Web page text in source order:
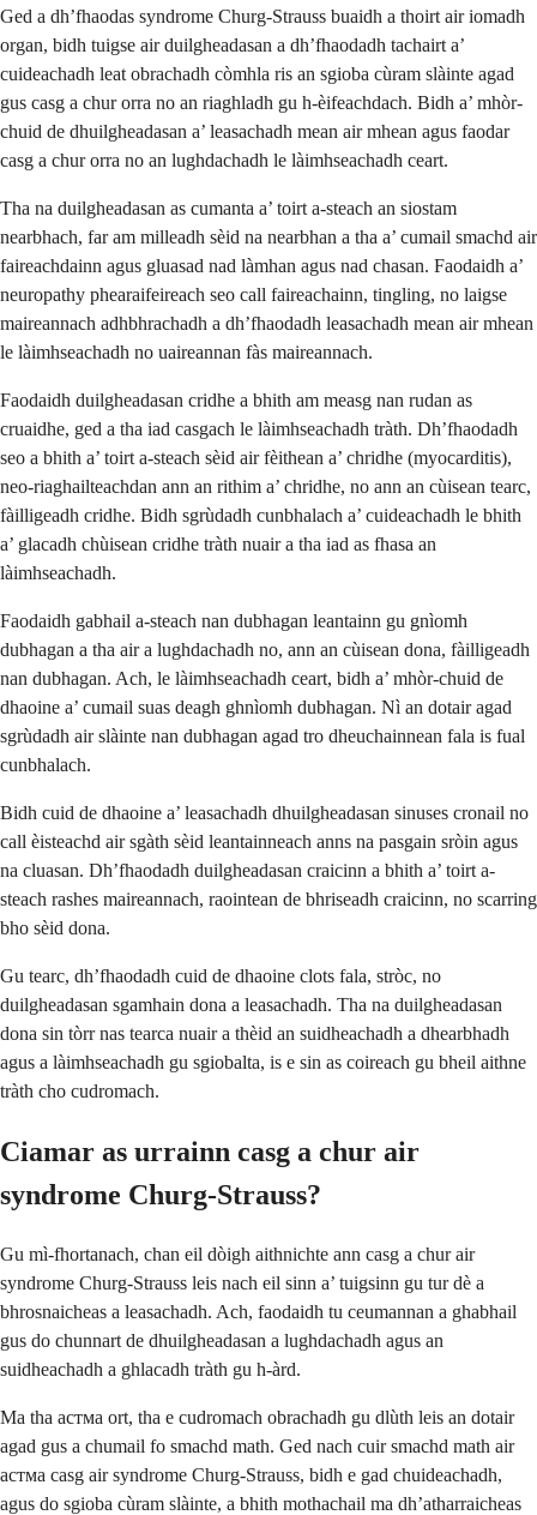
Ged a dh’fhaodas syndrome Churg-Strauss buaidh a thoirt air iomadh
organ, bidh tuigse air duilgheadasan a dh’fhaodadh tachairt a’
cuideachadh leat obrachadh còmhla ris an sgioba cùram slàinte agad
gus casg a chur orra no an riaghladh gu h-èifeachdach. Bidh a’ mhòr-
chuid de dhuilgheadasan a’ leasachadh mean air mhean agus faodar
casg a chur orra no an lughdachadh le làimhseachadh ceart.
Tha na duilgheadasan as cumanta a’ toirt a-steach an siostam
nearbhach, far am milleadh sèid na nearbhan a tha a’ cumail smachd air
faireachdainn agus gluasad nad làmhan agus nad chasan. Faodaidh a’
neuropathy phearaifeireach seo call faireachainn, tingling, no laigse
maireannach adhbhrachadh a dh’fhaodadh leasachadh mean air mhean
le làimhseachadh no uaireannan fàs maireannach.
Faodaidh duilgheadasan cridhe a bhith am measg nan rudan as
cruaidhe, ged a tha iad casgach le làimhseachadh tràth. Dh’fhaodadh
seo a bhith a’ toirt a-steach sèid air fèithean a’ chridhe (myocarditis),
neo-riaghailteachdan ann an rithim a’ chridhe, no ann an cùisean tearc,
fàilligeadh cridhe. Bidh sgrùdadh cunbhalach a’ cuideachadh le bhith
a’ glacadh chùisean cridhe tràth nuair a tha iad as fhasa an
làimhseachadh.
Faodaidh gabhail a-steach nan dubhagan leantainn gu gnìomh
dubhagan a tha air a lughdachadh no, ann an cùisean dona, fàilligeadh
nan dubhagan. Ach, le làimhseachadh ceart, bidh a’ mhòr-chuid de
dhaoine a’ cumail suas deagh ghnìomh dubhagan. Nì an dotair agad
sgrùdadh air slàinte nan dubhagan agad tro dheuchainnean fala is fual
cunbhalach.
Bidh cuid de dhaoine a’ leasachadh dhuilgheadasan sinuses cronail no
call èisteachd air sgàth sèid leantainneach anns na pasgain sròin agus
na cluasan. Dh’fhaodadh duilgheadasan craicinn a bhith a’ toirt a-
steach rashes maireannach, raointean de bhriseadh craicinn, no scarring
bho sèid dona.
Gu tearc, dh’fhaodadh cuid de dhaoine clots fala, stròc, no
duilgheadasan sgamhain dona a leasachadh. Tha na duilgheadasan
dona sin tòrr nas tearca nuair a thèid an suidheachadh a dhearbhadh
agus a làimhseachadh gu sgiobalta, is e sin as coireach gu bheil aithne
tràth cho cudromach.
Ciamar as urrainn casg a chur air
syndrome Churg-Strauss?
Gu mì-fhortanach, chan eil dòigh aithnichte ann casg a chur air
syndrome Churg-Strauss leis nach eil sinn a’ tuigsinn gu tur dè a
bhrosnaicheas a leasachadh. Ach, faodaidh tu ceumannan a ghabhail
gus do chunnart de dhuilgheadasan a lughdachadh agus an
suidheachadh a ghlacadh tràth gu h-àrd.
Ma tha aстма ort, tha e cudromach obrachadh gu dlùth leis an dotair
agad gus a chumail fo smachd math. Ged nach cuir smachd math air
aстма casg air syndrome Churg-Strauss, bidh e gad chuideachadh,
agus do sgioba cùram slàinte, a bhith mothachail ma dh’atharraicheas